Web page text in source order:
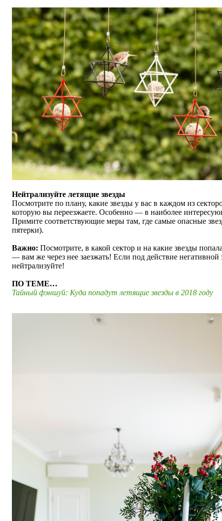
Нейтрализуйте летящие звезды
Посмотрите по плану, какие звезды у вас в каждом из
которую вы переезжаете. Особенно — в наиболее
Примите соответствующие меры там, где самые опасные
пятерки).
Важно: Посмотрите, в какой сектор и на какие звезды
— вам же через нее заезжать! Если под действие негативной
нейтрализуйте!
ПО ТЕМЕ…
Тайный фэншуй: Куда попадут летящие звезды в 2018 году